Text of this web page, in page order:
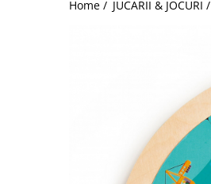
Jucarii de Sortare
Home / JUCARII & JOCURI /